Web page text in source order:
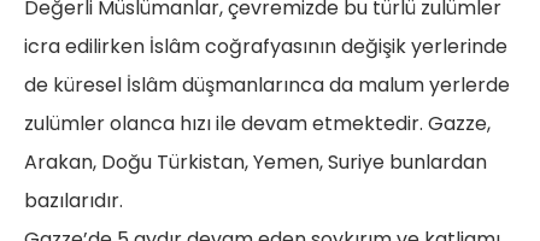
Değerli Müslümanlar, çevremizde bu türlü zulümler
icra edilirken İslâm coğrafyasının değişik yerlerinde
de küresel İslâm düşmanlarınca da malum yerlerde
zulümler olanca hızı ile devam etmektedir. Gazze,
Arakan, Doğu Türkistan, Yemen, Suriye bunlardan
bazılarıdır.